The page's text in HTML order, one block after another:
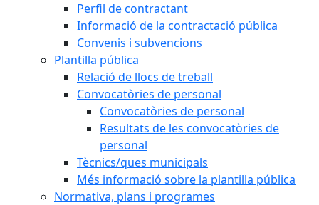
Perfil de contractant
Informació de la contractació pública
Convenis i subvencions
Plantilla pública
Relació de llocs de treball
Convocatòries de personal
Convocatòries de personal
Resultats de les convocatòries de
personal
Tècnics/ques municipals
Més informació sobre la plantilla pública
Normativa, plans i programes